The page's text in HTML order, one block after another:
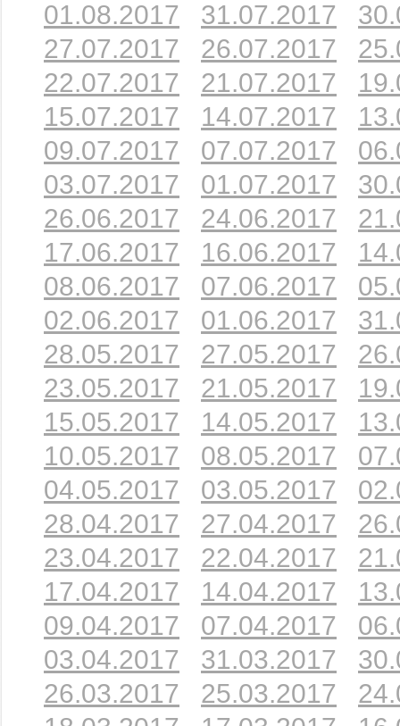
01.08.2017 31.07.2017
27.07.2017
26.07.2017
22.07.2017
21.07.2017
15.07.2017
14.07.2017
09.07.2017
07.07.2017
03.07.2017
01.07.2017
26.06.2017
24.06.2017
17.06.2017
16.06.2017
08.06.2017
07.06.2017
02.06.2017
01.06.2017
28.05.2017
27.05.2017
23.05.2017
21.05.2017
15.05.2017
14.05.2017
10.05.2017
08.05.2017
04.05.2017
03.05.2017
28.04.2017
27.04.2017
23.04.2017
22.04.2017
17.04.2017
14.04.2017
09.04.2017
07.04.2017
03.04.2017
31.03.2017
26.03.2017
25.03.2017